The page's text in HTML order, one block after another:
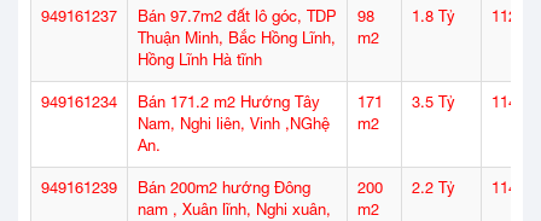
949161237
Bán 97.7m2 đất lô góc, TDP
Thuận Minh, Bắc Hồng Lĩnh,
Hồng Lĩnh Hà tĩnh
98
m2
1.8 Tỷ 112
949161234
Bán 171.2 m2 Hướng Tây
Nam, Nghi liên, Vinh ,NGhệ
An.
171
m2
3.5 Tỷ 114
949161239
Bán 200m2 hướng Đông
nam , Xuân lĩnh, Nghi xuân,
200
m2
2.2 Tỷ 114